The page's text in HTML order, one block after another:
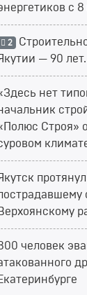
с 8
2
— 90
нет
Строя»
Верхоянскому
человек
Екатеринбурге